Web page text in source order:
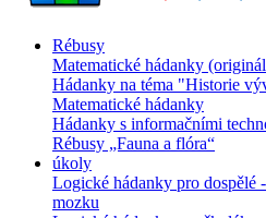
Rébusy
Matematické hádanky
Hádanky na téma "Historie
Matematické hádanky
Hádanky s informačními
Rébusy „Fauna a flóra“
úkoly
Logické hádanky pro dospělé
mozku